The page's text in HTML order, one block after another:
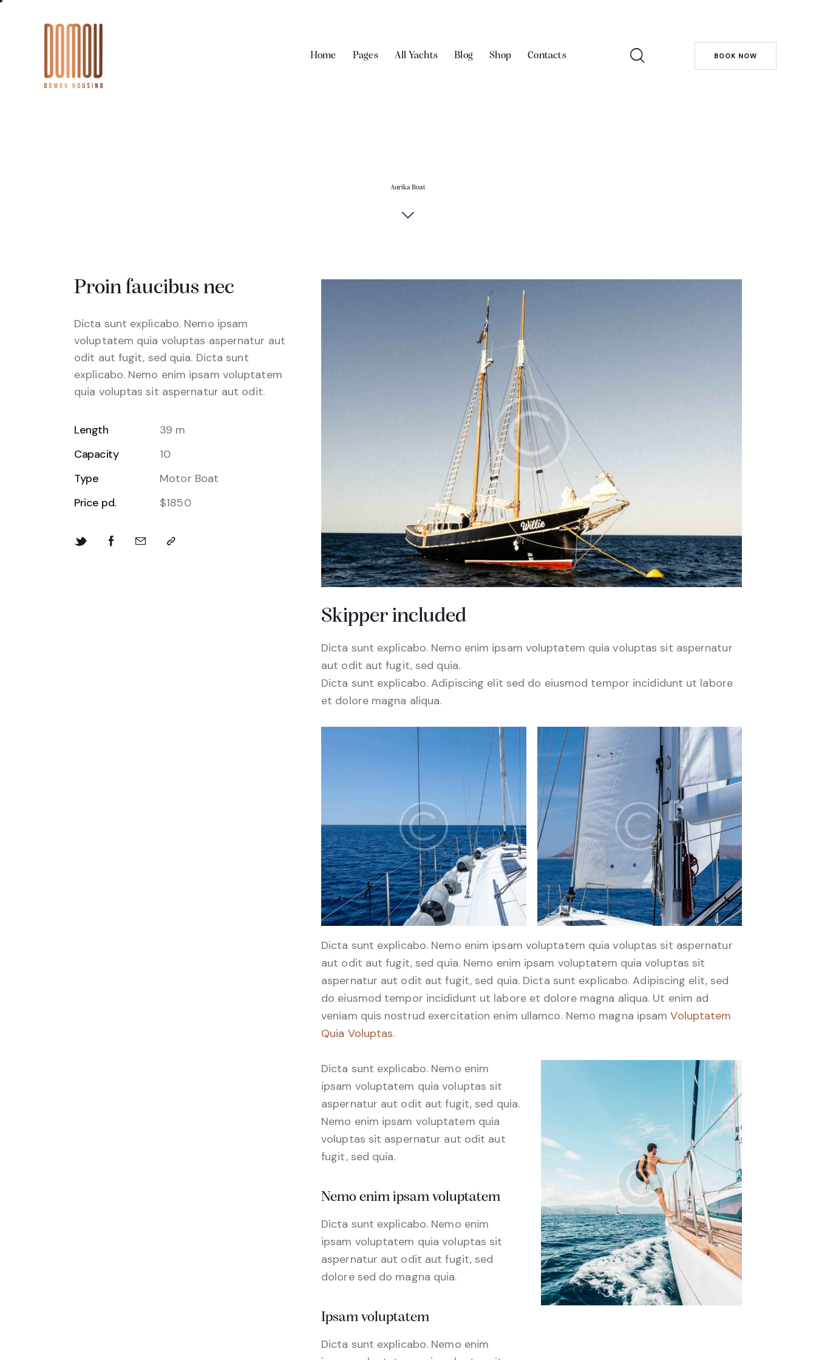
Home Pages All Yachts Blog Shop Contacts BOOK NOW
Aurika Boat
Proin faucibus nec
Dicta sunt explicabo. Nemo ipsam
voluptatem quia voluptas aspernatur aut
odit aut fugit, sed quia. Dicta sunt
explicabo. Nemo enim ipsam voluptatem
quia voluptas sit aspernatur aut odit.
Length
39 m
Capacity
10
Type
Motor Boat
Price pd.
$1850
Skipper included
Dicta sunt explicabo. Nemo enim ipsam voluptatem quia voluptas sit aspernatur
aut odit aut fugit, sed quia.
Dicta sunt explicabo. Adipiscing elit sed do eiusmod tempor incididunt ut labore
et dolore magna aliqua.
Dicta sunt explicabo. Nemo enim ipsam voluptatem quia voluptas sit aspernatur
aut odit aut fugit, sed quia. Nemo enim ipsam voluptatem quia voluptas sit
aspernatur aut odit aut fugit, sed quia. Dicta sunt explicabo. Adipiscing elit, sed
do eiusmod tempor incididunt ut labore et dolore magna aliqua. Ut enim ad
veniam quis nostrud exercitation enim ullamco. Nemo magna ipsamVoluptatem
Quia Voluptas.
Dicta sunt explicabo. Nemo enim
ipsam voluptatem quia voluptas sit
aspernatur aut odit aut fugit, sed quia.
Nemo enim ipsam voluptatem quia
voluptas sit aspernatur aut odit aut
fugit, sed quia.
Nemo enim ipsam voluptatem
Dicta sunt explicabo. Nemo enim
ipsam voluptatem quia voluptas sit
aspernatur aut odit aut fugit, sed
dolore sed do magna quia.
Ipsam voluptatem
Dicta sunt explicabo. Nemo enim